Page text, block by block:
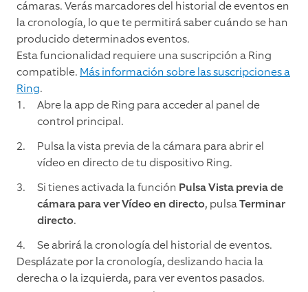
cámaras. Verás marcadores del historial de eventos en
la cronología, lo que te permitirá saber cuándo se han
producido determinados eventos.
Esta funcionalidad requiere una suscripción a Ring
compatible. Más información sobre las suscripciones a
Ring.
Abre la app de Ring para acceder al panel de
control principal.
Pulsa la vista previa de la cámara para abrir el
vídeo en directo de tu dispositivo Ring.
Si tienes activada la función Pulsa Vista previa de
cámara para ver Vídeo en directo, pulsaTerminar
directo.
Se abrirá la cronología del historial de eventos.
Desplázate por la cronología, deslizando hacia la
derecha o la izquierda, para ver eventos pasados.